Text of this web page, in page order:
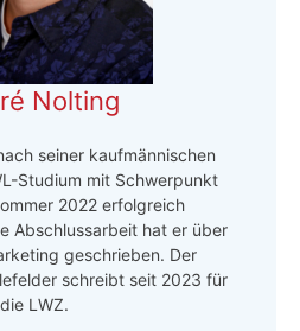
Nolting
seiner kaufmännischen
Studium mit Schwerpunkt
2022 erfolgreich
Abschlussarbeit hat er über
geschrieben. Der
schreibt seit 2023 für
die LWZ.